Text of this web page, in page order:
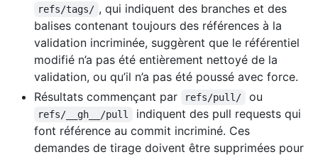
refs/tags/ , qui indiquent des branches et des
balises contenant toujours des références à la
validation incriminée, suggèrent que le référentiel
modifié n’a pas été entièrement nettoyé de la
validation, ou qu’il n’a pas été poussé avec force.
Résultats commençant par
refs/pull/ ou
refs/__gh__/pull
indiquent des pull requests qui
font référence au commit incriminé. Ces
demandes de tirage doivent être supprimées pour